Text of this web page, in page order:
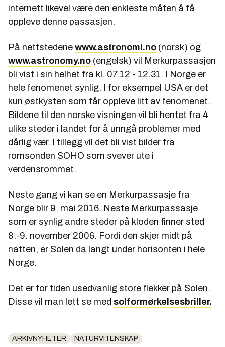
internett likevel være den enkleste måten å få
oppleve denne passasjen.
På nettstedene www.astronomi.no (norsk) og
www.astronomy.no (engelsk) vil Merkurpassasjen
bli vist i sin helhet fra kl. 07.12 - 12.31. I Norge er
hele fenomenet synlig. I for eksempel USA er det
kun østkysten som får oppleve litt av fenomenet.
Bildene til den norske visningen vil bli hentet fra 4
ulike steder i landet for å unngå problemer med
dårlig vær. I tillegg vil det bli vist bilder fra
romsonden SOHO som svever ute i
verdensrommet.
Neste gang vi kan se en Merkurpassasje fra
Norge blir 9. mai 2016. Neste Merkurpassasje
som er synlig andre steder på kloden finner sted
8.-9. november 2006. Fordi den skjer midt på
natten, er Solen da langt under horisonten i hele
Norge.
Det er for tiden usedvanlig store flekker på Solen.
Disse vil man lett se med solformørkelsesbriller.
ARKIVNYHETER NATURVITENSKAP